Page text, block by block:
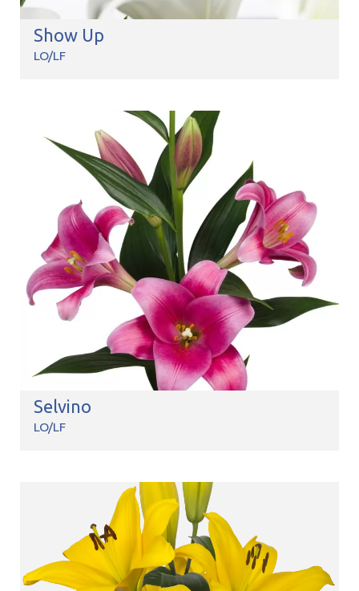
Show Up
LO/LF
Selvino
LO/LF